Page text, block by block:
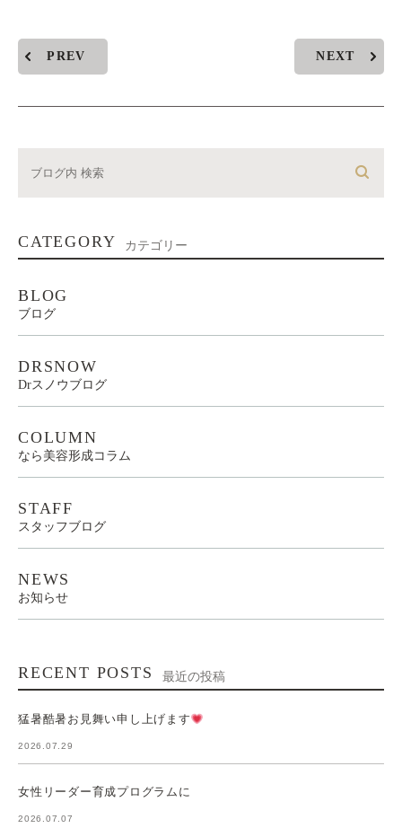
PREV NEXT
CATEGORY カテゴリー
BLOG
ブログ
DRSNOW
Drスノウブログ
COLUMN
なら美容形成コラム
STAFF
スタッフブログ
NEWS
お知らせ
RECENT POSTS 最近の投稿
猛暑酷暑お見舞い申し上げます
2026.07.29
女性リーダー育成プログラムに
2026.07.07